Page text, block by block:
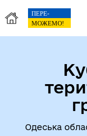
Одеська